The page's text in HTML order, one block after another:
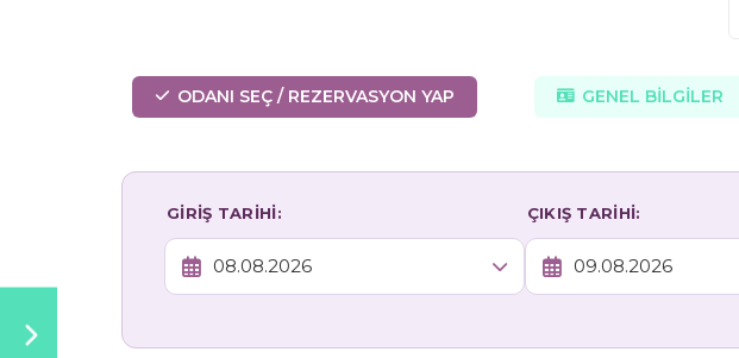
ODANI SEÇ / REZERVASYON YAP GENEL BİLGİLER
GİRİŞ TARİHİ: ÇIKIŞ TARİHİ: